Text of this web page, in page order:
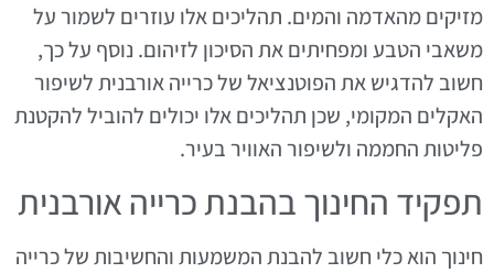
מזיקים מהאדמה והמים. תהליכים אלו עוזרים לשמור על
משאבי הטבע ומפחיתים את הסיכון לזיהום. נוסף על כך,
חשוב להדגיש את הפוטנציאל של כרייה אורבנית לשיפור
האקלים המקומי, שכן תהליכים אלו יכולים להוביל להקטנת
פליטות החממה ולשיפור האוויר בעיר.
תפקיד החינוך בהבנת כרייה אורבנית
חינוך הוא כלי חשוב להבנת המשמעות והחשיבות של כרייה